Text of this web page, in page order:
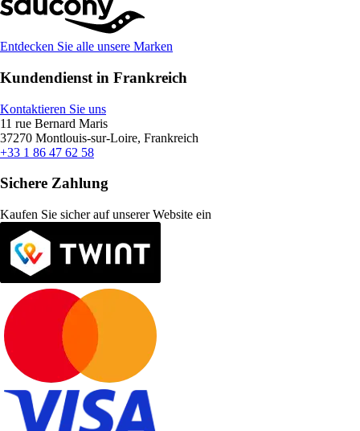
Entdecken Sie alle unsere Marken
Kundendienst in Frankreich
Kontaktieren Sie uns
11 rue Bernard Maris
37270 Montlouis-sur-Loire, Frankreich
+33 1 86 47 62 58
Sichere Zahlung
Kaufen Sie sicher auf unserer Website ein